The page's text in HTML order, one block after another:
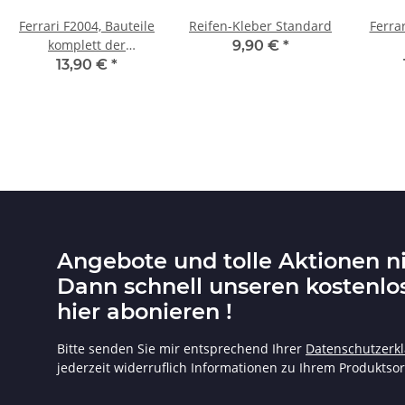
Ferrari F2004, Bauteile
komplett der
deAgostini Ausgabe 56,
13,90 € *
Reifen-Kleber Standard
9,90 € *
Angebote und tolle Aktionen
Dann schnell unseren
hier abonieren !
Bitte senden Sie mir entsprechend Ihrer
jederzeit widerruflich Informationen zu Ihrem